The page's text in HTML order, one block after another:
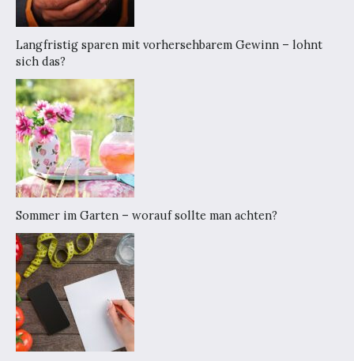
Langfristig sparen mit vorhersehbarem Gewinn – lohnt
sich das?
Sommer im Garten – worauf sollte man achten?